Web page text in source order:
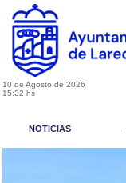
10 de Agosto de 2026
15:32 hs
NOTICIAS